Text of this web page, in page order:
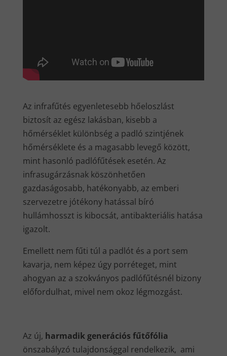
Az infrafűtés egyenletesebb hőeloszlást
biztosít az egész lakásban, kisebb a
hőmérséklet különbség a padló szintjének
hőmérséklete és a magasabb levegő között,
mint hasonló padlófűtések esetén. Az
infrasugárzásnak köszönhetően
gazdaságosabb, hatékonyabb, az emberi
szervezetre jótékony hatással bíró
hullámhosszt is kibocsát, antibakteriális hatása
igazolt.
Emellett nem fűti túl a padlót és a port sem
kavarja, nem képez úgy porréteget, mint
ahogyan az a szokványos padlófűtésnél bizony
előfordulhat, mivel nem okoz légmozgást.
Az új, harmadik generációs fűtőfólia
önszabályzó tulajdonsággal rendelkezik, ami